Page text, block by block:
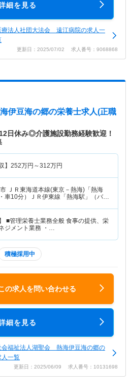
細を見る
療法人社団大法会 遠江病院の求人一
更新日：2025/07/02 求人番号：9068868
伊豆海の郷の栄養士求人(正職
日休み◎介護施設勤務経験歓迎！
】 252万円～312万円
ＪＲ東海道本線(東京－熱海)「熱海
車10分）ＪＲ伊東線「熱海駅」（バ
■管理栄養士業務全般 食事の提供、栄
ジメント業務 ・…
積極採用中
の求人を問い合わせる
細を見る
会福祉法人湖聖会 熱海伊豆海の郷の
人一覧
更新日：2025/06/09 求人番号：10131698